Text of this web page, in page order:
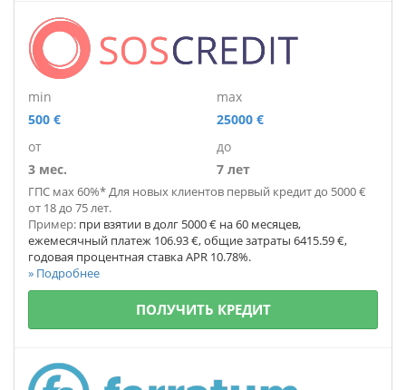
min
500 €
max
25000 €
от
3 мес.
до
7 лет
ГПС мах 60%* Для новых клиентов первый кредит до 5000 €
от 18 до 75 лет.
Пример: при взятии в долг 5000 € на 60 месяцев,
ежемесячный платеж 106.93 €, общие затраты 6415.59 €,
годовая процентная ставка APR 10.78%.
» Подробнее
ПОЛУЧИТЬ КРЕДИТ